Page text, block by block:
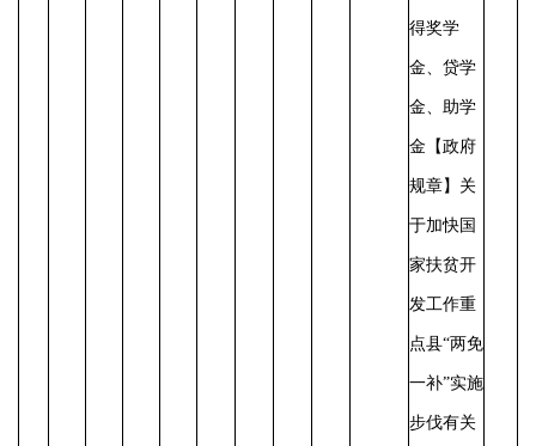
得奖学
金、贷学
金、助学
金 【政府
规章】关
于加快国
家扶贫开
发工作重
点县“两免
一补”实施
步伐有关